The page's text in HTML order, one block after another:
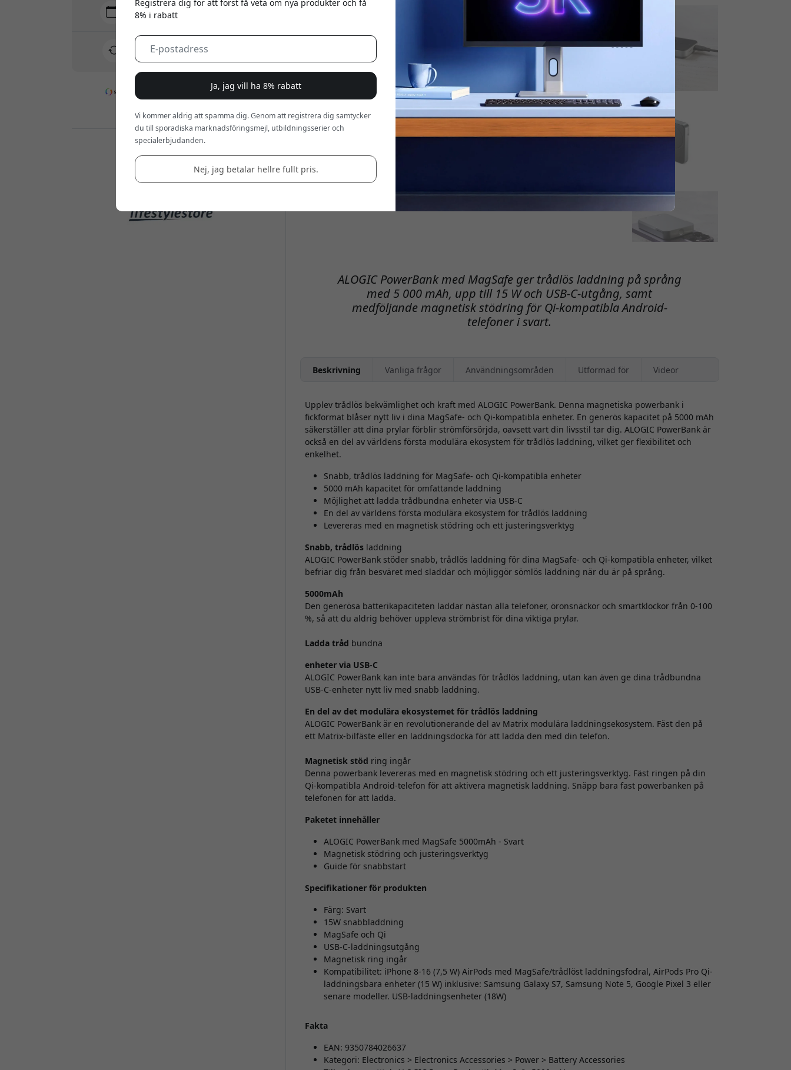
ALOGIC PowerBank med MagSafe ger trådlös laddning på språng
med 5 000 mAh, upp till 15 W och USB-C-utgång, samt
medföljande magnetisk stödring för Qi-kompatibla Android-
telefoner i svart.
Beskrivning Vanliga frågor Användningsområden Utformad för Videor
Upplev trådlös bekvämlighet och kraft med ALOGIC PowerBank. Denna magnetiska powerbank i
fickformat blåser nytt liv i dina MagSafe- och Qi-kompatibla enheter. En generös kapacitet på 5000 mAh
säkerställer att dina prylar förblir strömförsörjda, oavsett vart din livsstil tar dig. ALOGIC PowerBank är
också en del av världens första modulära ekosystem för trådlös laddning, vilket ger flexibilitet och
enkelhet.
Snabb, trådlös laddning för MagSafe- och Qi-kompatibla enheter
5000 mAh kapacitet för omfattande laddning
Möjlighet att ladda trådbundna enheter via USB-C
En del av världens första modulära ekosystem för trådlös laddning
Levereras med en magnetisk stödring och ett justeringsverktyg
Snabb, trådlösladdning
ALOGIC PowerBank stöder snabb, trådlös laddning för dina MagSafe- och Qi-kompatibla enheter, vilket
befriar dig från besväret med sladdar och möjliggör sömlös laddning när du är på språng.
5000mAh
Den generösa batterikapaciteten laddar nästan alla telefoner, öronsnäckor och smartklockor från 0-100
%, så att du aldrig behöver uppleva strömbrist för dina viktiga prylar.
Ladda tråd bundna
enheter via USB-C
ALOGIC PowerBank kan inte bara användas för trådlös laddning, utan kan även ge dina trådbundna
USB-C-enheter nytt liv med snabb laddning.
En del av det modulära ekosystemet för trådlös laddning
ALOGIC PowerBank är en revolutionerande del av Matrix modulära laddningsekosystem. Fäst den på
ett Matrix-bilfäste eller en laddningsdocka för att ladda den med din telefon.
Magnetisk stöd ring ingår
Denna powerbank levereras med en magnetisk stödring och ett justeringsverktyg. Fäst ringen på din
Qi-kompatibla Android-telefon för att aktivera magnetisk laddning. Snäpp bara fast powerbanken på
telefonen för att ladda.
Paketet innehåller
ALOGIC PowerBank med MagSafe 5000mAh - Svart
Magnetisk stödring och justeringsverktyg
Guide för snabbstart
Specifikationer för produkten
Färg: Svart
15W snabbladdning
MagSafe och Qi
USB-C-laddningsutgång
Magnetisk ring ingår
Kompatibilitet: iPhone 8-16 (7,5 W) AirPods med MagSafe/trådlöst laddningsfodral, AirPods Pro Qi-
laddningsbara enheter (15 W) inklusive: Samsung Galaxy S7, Samsung Note 5, Google Pixel 3 eller
senare modeller. USB-laddningsenheter (18W)
Fakta
EAN: 9350784026637
Kategori: Electronics > Electronics Accessories > Power > Battery Accessories
Leverans 7-11 augusti
Snabb och spårbar leverans
30 dagars returrätt
Enkel retur - inget krångel
Återförsäljare:
Registrera dig för att först få veta om nya produkter och få
8% i rabatt
Ja, jag vill ha 8% rabatt
Vi kommer aldrig att spamma dig. Genom att registrera dig samtycker
du till sporadiska marknadsföringsmejl, utbildningsserier och
specialerbjudanden.
Nej, jag betalar hellre fullt pris.